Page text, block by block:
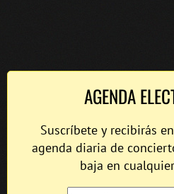
AGENDA
Suscríbete y recibirás
agenda diaria de
baja en